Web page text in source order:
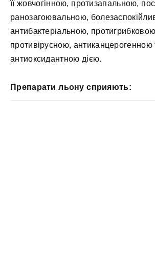
її жовчогінною, протизапальною,
ранозагоювальною,
антибактеріальною,
противірусною, антиканцерогенною
антиоксидантною дією.
Препарати льону сприяють: